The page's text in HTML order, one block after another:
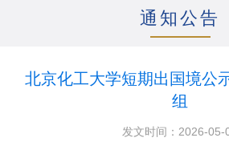
通知公告
北京化工大学短期出国境公
组
发文时间：2026-05-